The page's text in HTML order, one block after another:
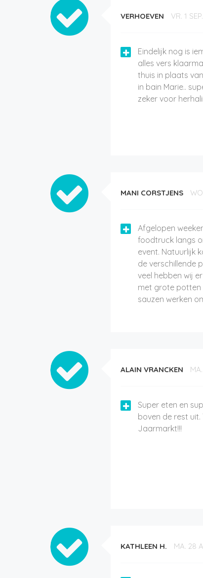
VERHOEVEN VR. 1
Eindelijk nog is
alles vers
thuis in plaats
in bain Marie..
zeker voor
MANI CORSTJENS
Afgelopen
foodtruck langs
event. Natuurlijk
de verschillende
veel hebben wij
met grote
sauzen werken
ALAIN VRANCKEN
Super eten en
boven de rest uit.
Jaarmarkt!!!
KATHLEEN H. MA. 28